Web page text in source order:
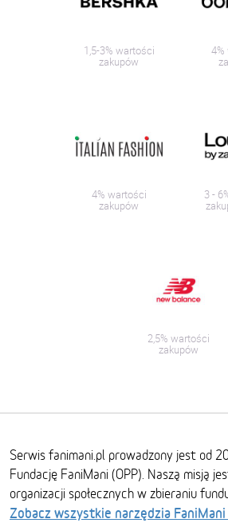
1,5-3% wartości
zakupów
4% wartości
zakupów
3 -
2,5% wartości
zakupów
Serwis fanimani.pl prowadzony jest od
Fundację FaniMani (OPP). Naszą misją
organizacji społecznych w zbieraniu
Zobacz wszystkie narzędzia FaniMani